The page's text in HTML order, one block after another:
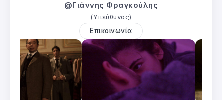
@Γιάννης Φραγκούλης
(Υπεύθυνος)
Επικοινωνία